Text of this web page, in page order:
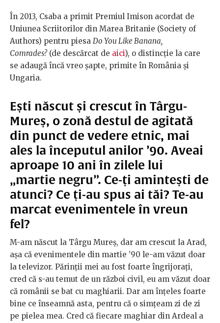
În 2013, Csaba a primit Premiul Imison acordat de
Uniunea Scriitorilor din Marea Britanie (Society of
Authors) pentru piesa Do You Like Banana,
Comrades? (de descărcat de aici), o distincție la care
se adaugă încă vreo șapte, primite în România și
Ungaria.
Ești născut și crescut în Târgu-
Mureș, o zonă destul de agitată
din punct de vedere etnic, mai
ales la începutul anilor ’90. Aveai
aproape 10 ani în zilele lui
„martie negru”. Ce-ți amintești de
atunci? Ce ți-au spus ai tăi? Te-au
marcat evenimentele în vreun
fel?
M-am născut la Târgu Mureș, dar am crescut la Arad,
așa că evenimentele din martie ’90 le-am văzut doar
la televizor. Părinții mei au fost foarte îngrijorați,
cred că s-au temut de un război civil, eu am văzut doar
că românii se bat cu maghiarii. Dar am înțeles foarte
bine ce înseamnă asta, pentru că o simțeam zi de zi
pe pielea mea. Cred că fiecare maghiar din Ardeal a